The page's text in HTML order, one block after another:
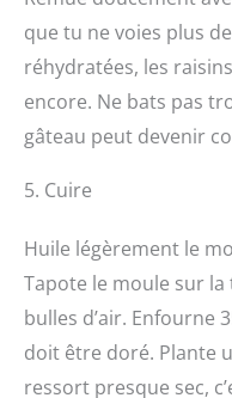
que tu ne voies plus
réhydratées, les
encore. Ne bats pas
gâteau peut devenir
5. Cuire
Huile légèrement le
Tapote le moule sur la
bulles d’air. Enfourne
doit être doré. Plante
ressort presque sec,